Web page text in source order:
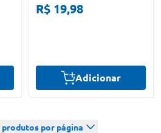
R$ 19,98
Adicionar
produtos por página